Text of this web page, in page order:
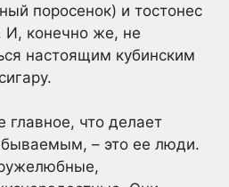
поросенок) и тостонес
конечно же, не
настоящим кубинским
что делает
– это ее люди.